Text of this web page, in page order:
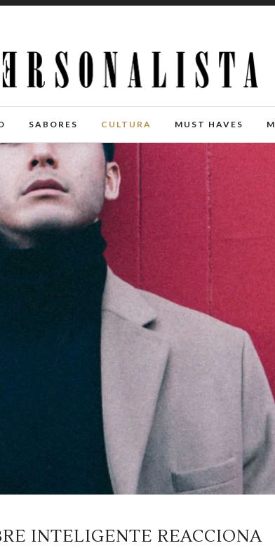
SABORES CULTURA MUST HAVES
INTELIGENTE REACCIONA